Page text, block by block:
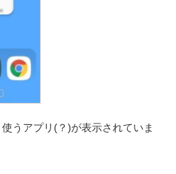
うアプリ(？)が表示されていま